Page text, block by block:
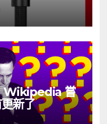
Wikipedia 嘗
新了